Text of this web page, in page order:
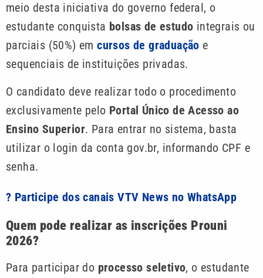
meio desta iniciativa do governo federal, o
estudante conquista bolsas de estudo integrais ou
parciais (50%) emcursos de graduação e
sequenciais de instituições privadas.
O candidato deve realizar todo o procedimento
exclusivamente pelo Portal Único de Acesso ao
Ensino Superior. Para entrar no sistema, basta
utilizar o login da conta gov.br, informando CPF e
senha.
? Participe dos canais VTV News no WhatsApp
Quem pode realizar as inscrições Prouni
2026?
Para participar do processo seletivo, o estudante